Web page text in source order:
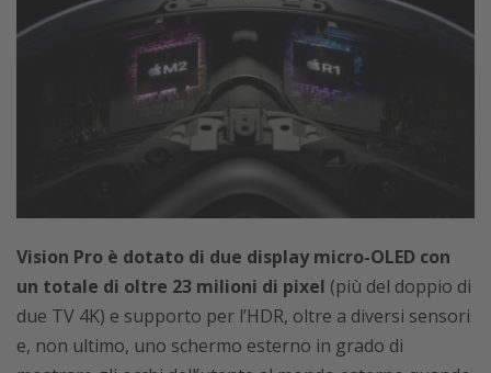
Vision Pro è dotato di due display micro-OLED con
un totale di oltre 23 milioni di pixel (più del doppio di
due TV 4K) e supporto per l’HDR, oltre a diversi sensori
e, non ultimo, uno schermo esterno in grado di